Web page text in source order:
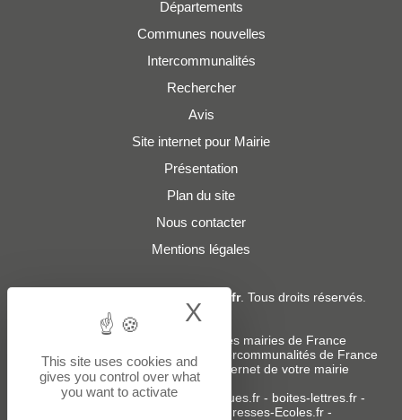
Départements
Communes nouvelles
Intercommunalités
Rechercher
Avis
Site internet pour Mairie
Présentation
Plan du site
Nous contacter
Mentions légales
Adresses-Mairies.fr. Tous droits réservés.
Services :
Liste des adresses e-mails des mairies de France
Liste des adresses e-mails des intercommunalités de France
-Création ou refonte du site internet de votre mairie
Sites partenaires:donneespubliques.fr- boites-lettres.fr-
Adresses-Ecoles.fr -
This site uses cookies and
gives you control over what
you want to activate
X